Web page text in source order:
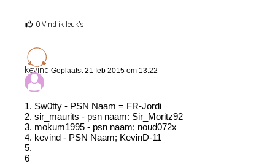
0 Vind ik leuk's
kevind Geplaatst 21 feb 2015 om 13:22
1. Sw0tty - PSN Naam = FR-Jordi
2. sir_maurits - psn naam: Sir_Moritz92
3. mokum1995 - psn naam; noud072x
4. kevind - PSN Naam; KevinD-11
5.
6